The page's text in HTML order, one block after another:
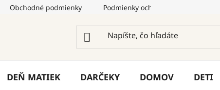
Obchodné podmienky Podmienky ochrany osobných údajov
DEŇ MATIEK DARČEKY DOMOV DETI